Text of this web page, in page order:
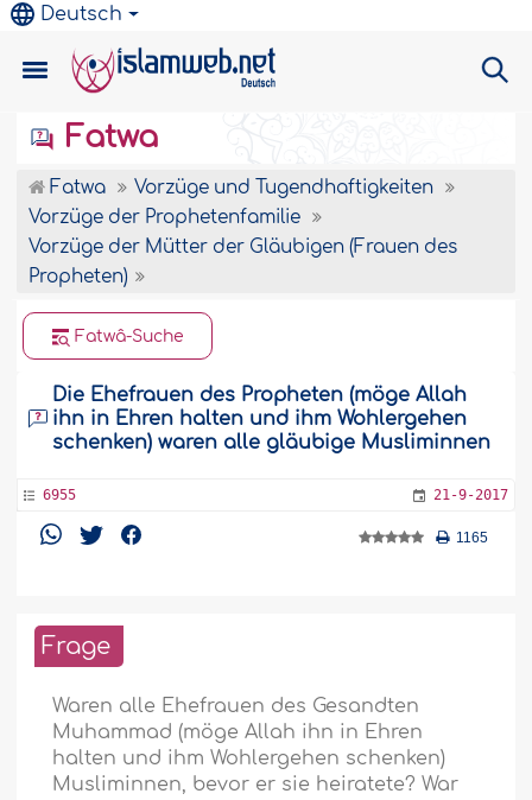
Deutsch
Fatwa
Fatwa
Vorzüge und Tugendhaftigkeiten
Vorzüge der Prophetenfamilie
Vorzüge der Mütter der Gläubigen (Frauen des
Propheten)
Fatwâ-Suche
Die Ehefrauen des Propheten (möge Allah
ihn in Ehren halten und ihm Wohlergehen
schenken) waren alle gläubige Musliminnen
6955 21-9-2017
1165
Frage
Waren alle Ehefrauen des Gesandten
Muhammad (möge Allah ihn in Ehren
halten und ihm Wohlergehen schenken)
Musliminnen, bevor er sie heiratete? War